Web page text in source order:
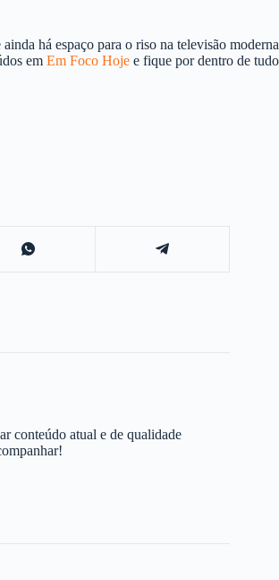
há espaço para o riso na televisão
em Em Foco Hoje e fique por dentro de
conteúdo atual e de qualidade